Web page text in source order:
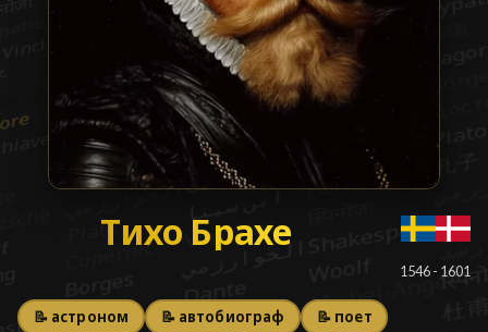
Тихо Брахе
Тихо Брахе
1546 - 1601
📝 астроном 📝 автобиограф 📝 поет